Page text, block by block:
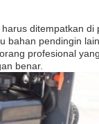
ditempatkan
bahan pendingin
profesional
benar.